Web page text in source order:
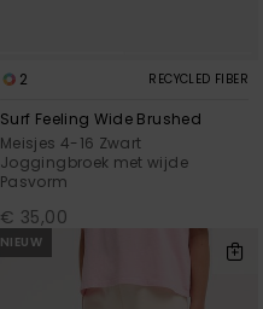
2 RECYCLED FIBER
Surf Feeling Wide Brushed
Meisjes 4-16 Zwart
Joggingbroek met wijde
Pasvorm
€ 35,00
NIEUW